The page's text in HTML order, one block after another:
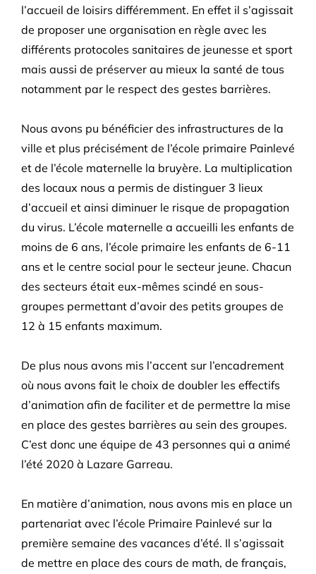
l’accueil de loisirs différemment. En effet il s’agissait
de proposer une organisation en règle avec les
différents protocoles sanitaires de jeunesse et sport
mais aussi de préserver au mieux la santé de tous
notamment par le respect des gestes barrières.
Nous avons pu bénéficier des infrastructures de la
ville et plus précisément de l’école primaire Painlevé
et de l’école maternelle la bruyère. La multiplication
des locaux nous a permis de distinguer 3 lieux
d’accueil et ainsi diminuer le risque de propagation
du virus. L’école maternelle a accueilli les enfants de
moins de 6 ans, l’école primaire les enfants de 6-11
ans et le centre social pour le secteur jeune. Chacun
des secteurs était eux-mêmes scindé en sous-
groupes permettant d’avoir des petits groupes de
12 à 15 enfants maximum.
De plus nous avons mis l’accent sur l’encadrement
où nous avons fait le choix de doubler les effectifs
d’animation afin de faciliter et de permettre la mise
en place des gestes barrières au sein des groupes.
C’est donc une équipe de 43 personnes qui a animé
l’été 2020 à Lazare Garreau.
En matière d’animation, nous avons mis en place un
partenariat avec l’école Primaire Painlevé sur la
première semaine des vacances d’été. Il s’agissait
de mettre en place des cours de math, de français,